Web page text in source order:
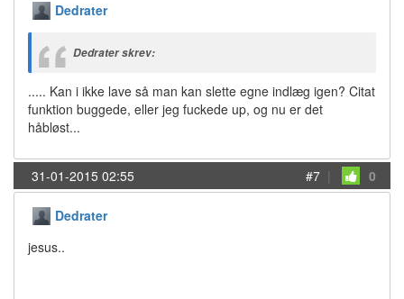
Dedrater
Dedrater skrev:
..... Kan i ikke lave så man kan slette egne indlæg igen? Citat
funktion buggede, eller jeg fuckede up, og nu er det
håbløst...
31-01-2015 02:55 #7 | 0
Dedrater
jesus..